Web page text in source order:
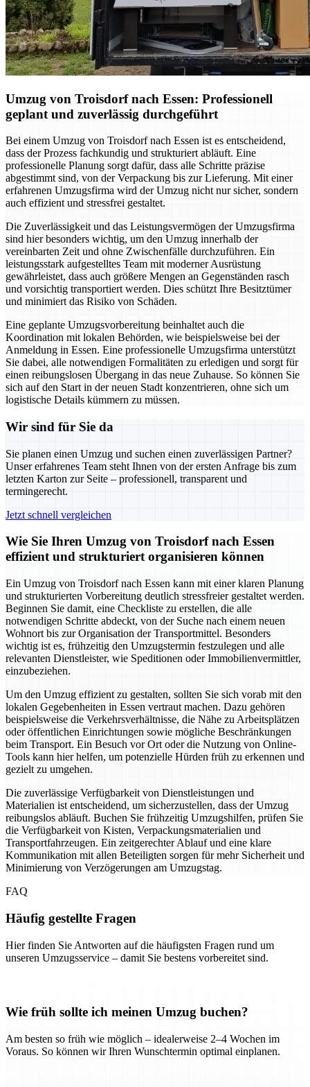
Umzug von Troisdorf nach Essen: Professionell
geplant und zuverlässig durchgeführt
Bei einem Umzug von Troisdorf nach Essen ist es entscheidend,
dass der Prozess fachkundig und strukturiert abläuft. Eine
professionelle Planung sorgt dafür, dass alle Schritte präzise
abgestimmt sind, von der Verpackung bis zur Lieferung. Mit einer
erfahrenen Umzugsfirma wird der Umzug nicht nur sicher, sondern
auch effizient und stressfrei gestaltet.
Die Zuverlässigkeit und das Leistungsvermögen der Umzugsfirma
sind hier besonders wichtig, um den Umzug innerhalb der
vereinbarten Zeit und ohne Zwischenfälle durchzuführen. Ein
leistungsstark aufgestelltes Team mit moderner Ausrüstung
gewährleistet, dass auch größere Mengen an Gegenständen rasch
und vorsichtig transportiert werden. Dies schützt Ihre Besitztümer
und minimiert das Risiko von Schäden.
Eine geplante Umzugsvorbereitung beinhaltet auch die
Koordination mit lokalen Behörden, wie beispielsweise bei der
Anmeldung in Essen. Eine professionelle Umzugsfirma unterstützt
Sie dabei, alle notwendigen Formalitäten zu erledigen und sorgt für
einen reibungslosen Übergang in das neue Zuhause. So können Sie
sich auf den Start in der neuen Stadt konzentrieren, ohne sich um
logistische Details kümmern zu müssen.
Wir sind für Sie da
Sie planen einen Umzug und suchen einen zuverlässigen Partner?
Unser erfahrenes Team steht Ihnen von der ersten Anfrage bis zum
letzten Karton zur Seite – professionell, transparent und
termingerecht.
Jetzt schnell vergleichen
Wie Sie Ihren Umzug von Troisdorf nach Essen
effizient und strukturiert organisieren können
Ein Umzug von Troisdorf nach Essen kann mit einer klaren Planung
und strukturierten Vorbereitung deutlich stressfreier gestaltet werden.
Beginnen Sie damit, eine Checkliste zu erstellen, die alle
notwendigen Schritte abdeckt, von der Suche nach einem neuen
Wohnort bis zur Organisation der Transportmittel. Besonders
wichtig ist es, frühzeitig den Umzugstermin festzulegen und alle
relevanten Dienstleister, wie Speditionen oder Immobilienvermittler,
einzubeziehen.
Um den Umzug effizient zu gestalten, sollten Sie sich vorab mit den
lokalen Gegebenheiten in Essen vertraut machen. Dazu gehören
beispielsweise die Verkehrsverhältnisse, die Nähe zu Arbeitsplätzen
oder öffentlichen Einrichtungen sowie mögliche Beschränkungen
beim Transport. Ein Besuch vor Ort oder die Nutzung von Online-
Tools kann hier helfen, um potenzielle Hürden früh zu erkennen und
gezielt zu umgehen.
Die zuverlässige Verfügbarkeit von Dienstleistungen und
Materialien ist entscheidend, um sicherzustellen, dass der Umzug
reibungslos abläuft. Buchen Sie frühzeitig Umzugshilfen, prüfen Sie
die Verfügbarkeit von Kisten, Verpackungsmaterialien und
Transportfahrzeugen. Ein zeitgerechter Ablauf und eine klare
Kommunikation mit allen Beteiligten sorgen für mehr Sicherheit und
Minimierung von Verzögerungen am Umzugstag.
FAQ
Häufig gestellte Fragen
Hier finden Sie Antworten auf die häufigsten Fragen rund um
unseren Umzugsservice – damit Sie bestens vorbereitet sind.
Wie früh sollte ich meinen Umzug buchen?
Am besten so früh wie möglich – idealerweise 2–4 Wochen im
Voraus. So können wir Ihren Wunschtermin optimal einplanen.